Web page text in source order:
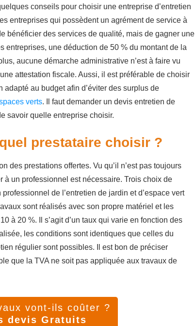
conseils pour choisir une entreprise d’entretien
entreprises qui possèdent un agrément de service à
bénéficier des services de qualité, mais de gagner une
entreprises, une déduction de 50 % du montant de la
aucune démarche administrative n’est à faire vu
attestation fiscale. Aussi, il est préférable de choisir
au budget afin d’éviter des surplus de
verts. Il faut demander un devis entretien de
savoir quelle entreprise choisir.
prestataire choisir ?
des prestations offertes. Vu qu’il n’est pas toujours
à un professionnel est nécessaire. Trois choix de
de l’entretien de jardin et d’espace vert
sont réalisés avec son propre matériel et les
à 20 %. Il s’agit d’un taux qui varie en fonction des
les conditions sont identiques que celles du
régulier sont possibles. Il est bon de préciser
que la TVA ne soit pas appliquée aux travaux de
vont-ils coûter ?
devis Gratuits